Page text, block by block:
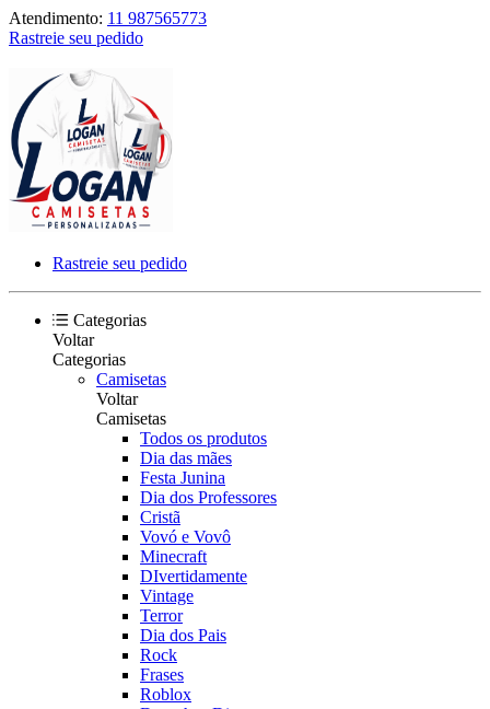
Atendimento: 11 987565773
Rastreie seu pedido
Rastreie seu pedido
Categorias
Voltar
Categorias
Camisetas
Voltar
Camisetas
Todos os produtos
Dia das mães
Festa Junina
Dia dos Professores
Cristã
Vovó e Vovô
Minecraft
DIvertidamente
Vintage
Terror
Dia dos Pais
Rock
Frases
Roblox